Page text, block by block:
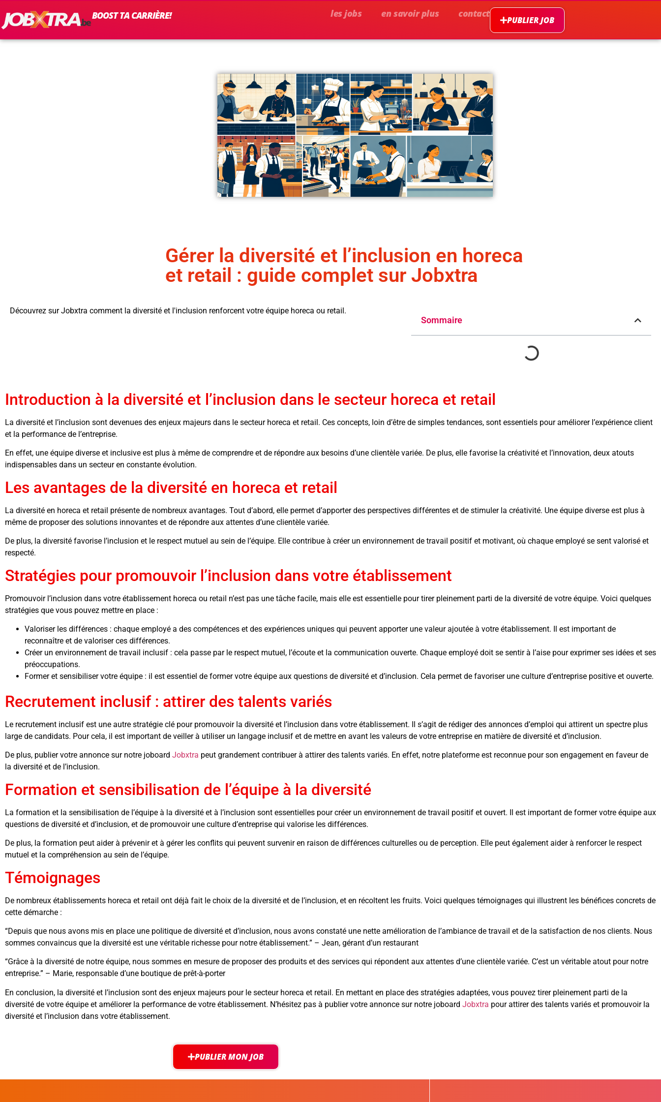
BOOST TA CARRIÈRE! les jobs en savoir plus contact
PUBLIER JOB
Gérer la diversité et l’inclusion en horeca
et retail : guide complet sur Jobxtra
Découvrez sur Jobxtra comment la diversité et l'inclusion renforcent votre équipe horeca ou retail.
Sommaire
Introduction à la diversité et l’inclusion dans le secteur horeca et retail
La diversité et l’inclusion sont devenues des enjeux majeurs dans le secteur horeca et retail. Ces concepts, loin d’être de simples tendances, sont essentiels pour améliorer l’expérience client
et la performance de l’entreprise.
En effet, une équipe diverse et inclusive est plus à même de comprendre et de répondre aux besoins d’une clientèle variée. De plus, elle favorise la créativité et l’innovation, deux atouts
indispensables dans un secteur en constante évolution.
Les avantages de la diversité en horeca et retail
La diversité en horeca et retail présente de nombreux avantages. Tout d’abord, elle permet d’apporter des perspectives différentes et de stimuler la créativité. Une équipe diverse est plus à
même de proposer des solutions innovantes et de répondre aux attentes d’une clientèle variée.
De plus, la diversité favorise l’inclusion et le respect mutuel au sein de l’équipe. Elle contribue à créer un environnement de travail positif et motivant, où chaque employé se sent valorisé et
respecté.
Stratégies pour promouvoir l’inclusion dans votre établissement
Promouvoir l’inclusion dans votre établissement horeca ou retail n’est pas une tâche facile, mais elle est essentielle pour tirer pleinement parti de la diversité de votre équipe. Voici quelques
stratégies que vous pouvez mettre en place :
Valoriser les différences : chaque employé a des compétences et des expériences uniques qui peuvent apporter une valeur ajoutée à votre établissement. Il est important de
reconnaître et de valoriser ces différences.
Créer un environnement de travail inclusif : cela passe par le respect mutuel, l’écoute et la communication ouverte. Chaque employé doit se sentir à l’aise pour exprimer ses idées et ses
préoccupations.
Former et sensibiliser votre équipe : il est essentiel de former votre équipe aux questions de diversité et d’inclusion. Cela permet de favoriser une culture d’entreprise positive et ouverte.
Recrutement inclusif : attirer des talents variés
Le recrutement inclusif est une autre stratégie clé pour promouvoir la diversité et l’inclusion dans votre établissement. Il s’agit de rédiger des annonces d’emploi qui attirent un spectre plus
large de candidats. Pour cela, il est important de veiller à utiliser un langage inclusif et de mettre en avant les valeurs de votre entreprise en matière de diversité et d’inclusion.
De plus, publier votre annonce sur notre joboard Jobxtra peut grandement contribuer à attirer des talents variés. En effet, notre plateforme est reconnue pour son engagement en faveur de
la diversité et de l’inclusion.
Formation et sensibilisation de l’équipe à la diversité
La formation et la sensibilisation de l’équipe à la diversité et à l’inclusion sont essentielles pour créer un environnement de travail positif et ouvert. Il est important de former votre équipe aux
questions de diversité et d’inclusion, et de promouvoir une culture d’entreprise qui valorise les différences.
De plus, la formation peut aider à prévenir et à gérer les conflits qui peuvent survenir en raison de différences culturelles ou de perception. Elle peut également aider à renforcer le respect
mutuel et la compréhension au sein de l’équipe.
Témoignages
De nombreux établissements horeca et retail ont déjà fait le choix de la diversité et de l’inclusion, et en récoltent les fruits. Voici quelques témoignages qui illustrent les bénéfices concrets de
cette démarche :
“Depuis que nous avons mis en place une politique de diversité et d’inclusion, nous avons constaté une nette amélioration de l’ambiance de travail et de la satisfaction de nos clients. Nous
sommes convaincus que la diversité est une véritable richesse pour notre établissement.” – Jean, gérant d’un restaurant
“Grâce à la diversité de notre équipe, nous sommes en mesure de proposer des produits et des services qui répondent aux attentes d’une clientèle variée. C’est un véritable atout pour notre
entreprise.” – Marie, responsable d’une boutique de prêt-à-porter
En conclusion, la diversité et l’inclusion sont des enjeux majeurs pour le secteur horeca et retail. En mettant en place des stratégies adaptées, vous pouvez tirer pleinement parti de la
diversité de votre équipe et améliorer la performance de votre établissement. N’hésitez pas à publier votre annonce sur notre joboard Jobxtra pour attirer des talents variés et promouvoir la
diversité et l’inclusion dans votre établissement.
PUBLIER MON JOB